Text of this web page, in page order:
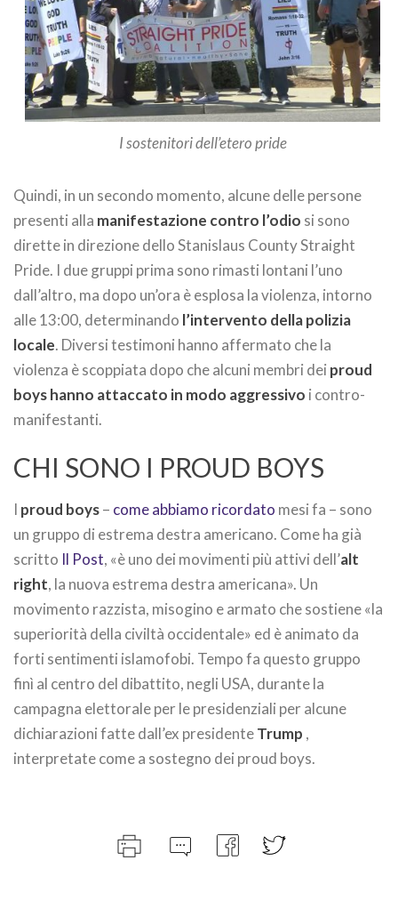
I sostenitori dell’etero pride
Quindi, in un secondo momento, alcune delle persone
presenti alla manifestazione contro l’odio si sono
dirette in direzione dello Stanislaus County Straight
Pride. I due gruppi prima sono rimasti lontani l’uno
dall’altro, ma dopo un’ora è esplosa la violenza, intorno
alle 13:00, determinando l’intervento della polizia
locale. Diversi testimoni hanno affermato che la
violenza è scoppiata dopo che alcuni membri dei proud
boys hanno attaccato in modo aggressivo i contro-
manifestanti.
CHI SONO I PROUD BOYS
I proud boys– come abbiamo ricordato mesi fa – sono
un gruppo di estrema destra americano. Come ha già
scritto Il Post, «è uno dei movimenti più attivi dell’alt
right, la nuova estrema destra americana». Un
movimento razzista, misogino e armato che sostiene «la
superiorità della civiltà occidentale» ed è animato da
forti sentimenti islamofobi. Tempo fa questo gruppo
finì al centro del dibattito, negli USA, durante la
campagna elettorale per le presidenziali per alcune
dichiarazioni fatte dall’ex presidenteTrump ,
interpretate come a sostegno dei proud boys.